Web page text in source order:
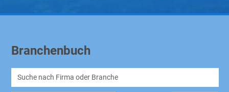
Branchenbuch